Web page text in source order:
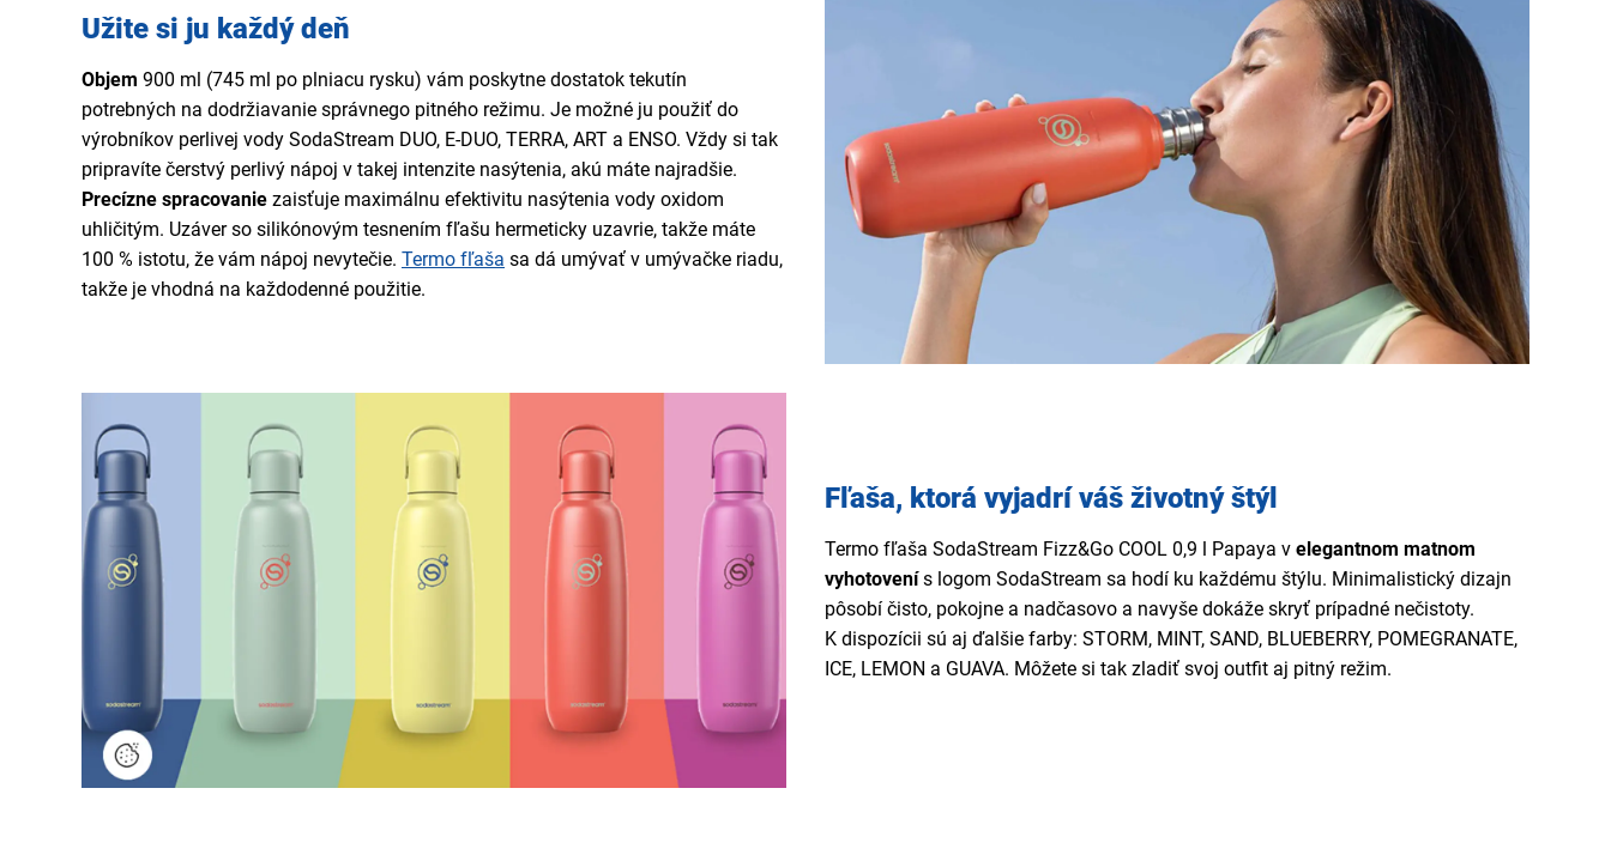
Užite si ju každý deň
Objem 900 ml (745 ml po plniacu rysku) vám poskytne dostatok tekutín
potrebných na dodržiavanie správnego pitného režimu. Je možné ju použiť do
výrobníkov perlivej vody SodaStream DUO, E-DUO, TERRA, ART a ENSO. Vždy si tak
pripravíte čerstvý perlivý nápoj v takej intenzite nasýtenia, akú máte najradšie.
Precízne spracovanie zaisťuje maximálnu efektivitu nasýtenia vody oxidom
uhličitým. Uzáver so silikónovým tesnením fľašu hermeticky uzavrie, takže máte
100 % istotu, že vám nápoj nevytečie. Termo fľaša sa dá umývať v umývačke riadu,
takže je vhodná na každodenné použitie.
Fľaša, ktorá vyjadrí váš životný štýl
Termo fľaša SodaStream Fizz&Go COOL 0,9 l Papaya v elegantnom matnom
vyhotovenís logom SodaStream sa hodí ku každému štýlu. Minimalistický dizajn
pôsobí čisto, pokojne a nadčasovo a navyše dokáže skryť prípadné nečistoty.
K dispozícii sú aj ďalšie farby: STORM, MINT, SAND, BLUEBERRY, POMEGRANATE,
ICE, LEMON a GUAVA. Môžete si tak zladiť svoj outfit aj pitný režim.